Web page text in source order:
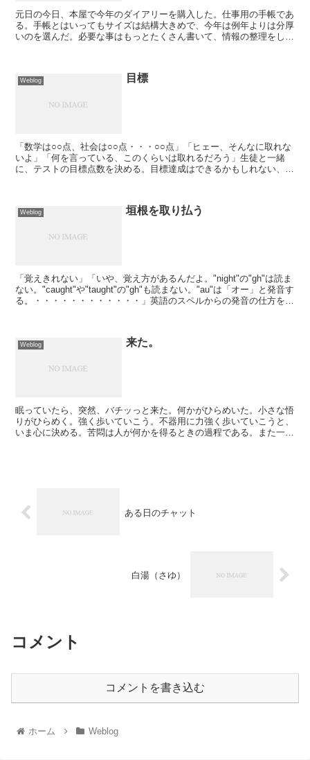
元日の今日、本屋で今年のダイアリーを購入した。仕事用の手帳であ
る。手帳とはいってもサイズは結構大きめで、今年は例年よりは分厚
いのを選んだ。必要な事はもっとたくさん書いて、情報の整理をしよ
Weblog 目標
「数学は○○点、社会は○○点・・・○○点」「ヒェー、そんなに取れな
いよ」「何を言っている、このくらいは取れるだろう」生徒と一緒
に、テストの目標点数を決める。目標達成はできるかもしれない、で
Weblog 垣根を取り払う
「覚えきれない」「いや、覚え方があるんだよ。"night"の"gh"は読ま
ない。"caught"や"taught"の"gh"も読まない。"au"は「オー」と発音す
る。・・・・・・・・・・・・」英語のスペルからの発音の仕方を、
Weblog 来た。
眠っていたら、突然、バチッっと来た。何かがひらめいた。小さな悟
りがひらめく。強く歩いていこう。不器用に力強く歩いていこうと、
いま心に決める。苦悶は人が何かを得るときの過程である。また一
ある日のチャット
白湯（さゆ）
コメント
コメントを書き込む
ホーム Weblog